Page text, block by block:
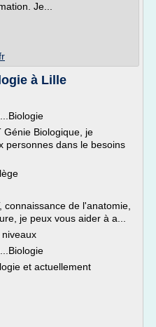
Je...
à Lille
Génie Biologique, je
personnes dans le besoins
connaissance de l'anatomie,
je peux vous aider à a...
et actuellement